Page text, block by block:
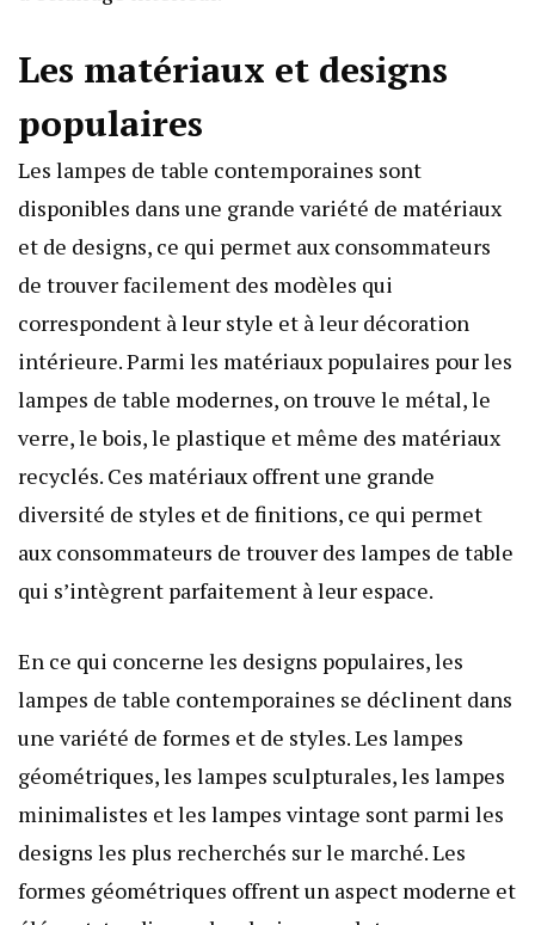
Les matériaux et designs
populaires
Les lampes de table contemporaines sont
disponibles dans une grande variété de matériaux
et de designs, ce qui permet aux consommateurs
de trouver facilement des modèles qui
correspondent à leur style et à leur décoration
intérieure. Parmi les matériaux populaires pour les
lampes de table modernes, on trouve le métal, le
verre, le bois, le plastique et même des matériaux
recyclés. Ces matériaux offrent une grande
diversité de styles et de finitions, ce qui permet
aux consommateurs de trouver des lampes de table
qui s’intègrent parfaitement à leur espace.
En ce qui concerne les designs populaires, les
lampes de table contemporaines se déclinent dans
une variété de formes et de styles. Les lampes
géométriques, les lampes sculpturales, les lampes
minimalistes et les lampes vintage sont parmi les
designs les plus recherchés sur le marché. Les
formes géométriques offrent un aspect moderne et